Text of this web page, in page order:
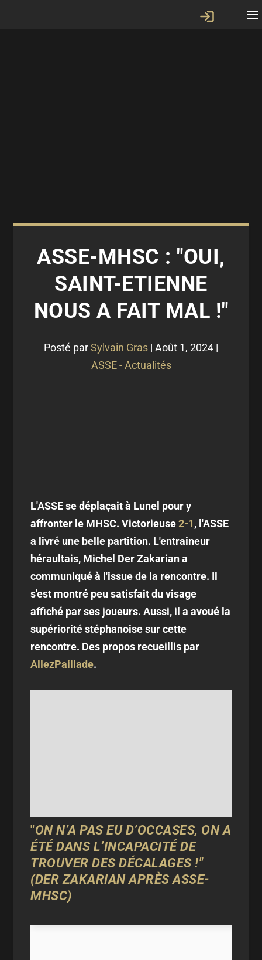
ASSE-MHSC : "OUI,
SAINT-ETIENNE
NOUS A FAIT MAL !"
Posté parSylvain Gras | Août 1, 2024 |
ASSE - Actualités
L'ASSE se déplaçait à Lunel pour y
affronter le MHSC. Victorieuse2-1, l'ASSE
a livré une belle partition. L'entraineur
héraultais, Michel Der Zakarian a
communiqué à l'issue de la rencontre. Il
s'est montré peu satisfait du visage
affiché par ses joueurs. Aussi, il a avoué la
supériorité stéphanoise sur cette
rencontre. Des propos recueillis par
AllezPaillade.
"ON N’A PAS EU D’OCCASES, ON A
ÉTÉ DANS L’INCAPACITÉ DE
TROUVER DES DÉCALAGES !"
(DER ZAKARIAN APRÈS ASSE-
MHSC)